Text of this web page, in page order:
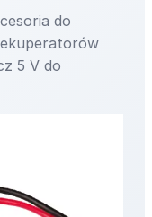
do
5 V do